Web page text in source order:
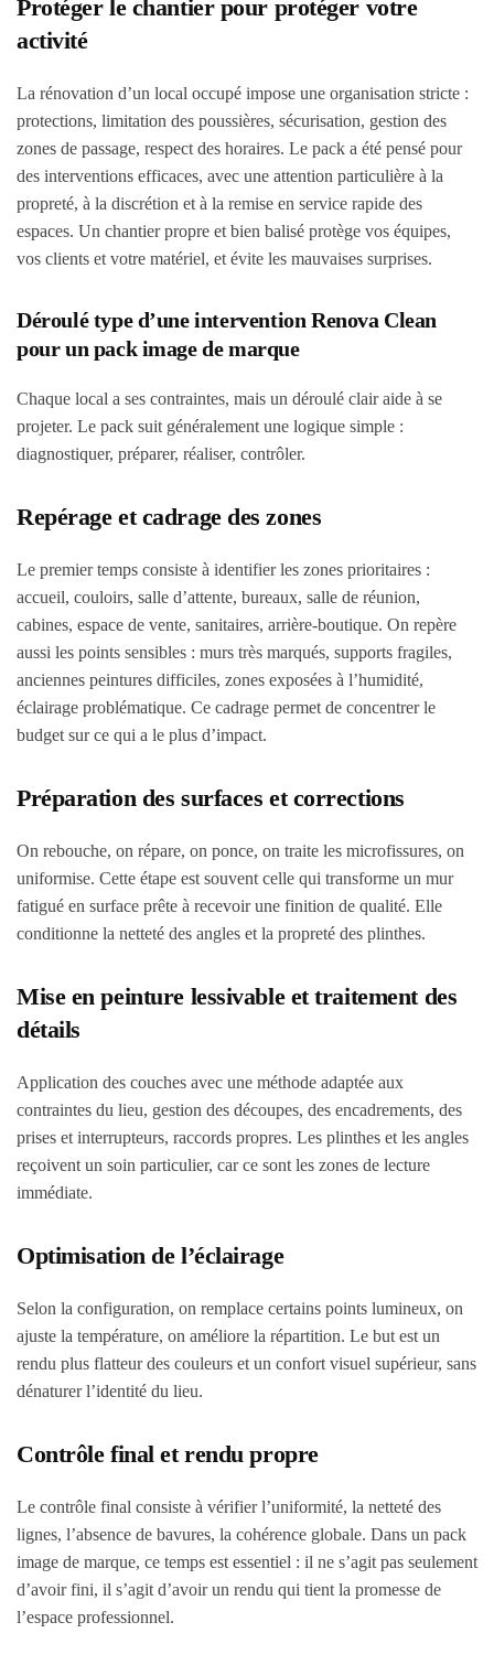
Protéger le chantier pour protéger votre
activité
La rénovation d’un local occupé impose une organisation stricte :
protections, limitation des poussières, sécurisation, gestion des
zones de passage, respect des horaires. Le pack a été pensé pour
des interventions efficaces, avec une attention particulière à la
propreté, à la discrétion et à la remise en service rapide des
espaces. Un chantier propre et bien balisé protège vos équipes,
vos clients et votre matériel, et évite les mauvaises surprises.
Déroulé type d’une intervention Renova Clean
pour un pack image de marque
Chaque local a ses contraintes, mais un déroulé clair aide à se
projeter. Le pack suit généralement une logique simple :
diagnostiquer, préparer, réaliser, contrôler.
Repérage et cadrage des zones
Le premier temps consiste à identifier les zones prioritaires :
accueil, couloirs, salle d’attente, bureaux, salle de réunion,
cabines, espace de vente, sanitaires, arrière-boutique. On repère
aussi les points sensibles : murs très marqués, supports fragiles,
anciennes peintures difficiles, zones exposées à l’humidité,
éclairage problématique. Ce cadrage permet de concentrer le
budget sur ce qui a le plus d’impact.
Préparation des surfaces et corrections
On rebouche, on répare, on ponce, on traite les microfissures, on
uniformise. Cette étape est souvent celle qui transforme un mur
fatigué en surface prête à recevoir une finition de qualité. Elle
conditionne la netteté des angles et la propreté des plinthes.
Mise en peinture lessivable et traitement des
détails
Application des couches avec une méthode adaptée aux
contraintes du lieu, gestion des découpes, des encadrements, des
prises et interrupteurs, raccords propres. Les plinthes et les angles
reçoivent un soin particulier, car ce sont les zones de lecture
immédiate.
Optimisation de l’éclairage
Selon la configuration, on remplace certains points lumineux, on
ajuste la température, on améliore la répartition. Le but est un
rendu plus flatteur des couleurs et un confort visuel supérieur, sans
dénaturer l’identité du lieu.
Contrôle final et rendu propre
Le contrôle final consiste à vérifier l’uniformité, la netteté des
lignes, l’absence de bavures, la cohérence globale. Dans un pack
image de marque, ce temps est essentiel : il ne s’agit pas seulement
d’avoir fini, il s’agit d’avoir un rendu qui tient la promesse de
l’espace professionnel.